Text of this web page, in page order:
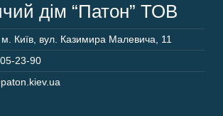
дім “Патон” ТОВ
м. Київ, вул. Казимира Малевича, 11
23-90